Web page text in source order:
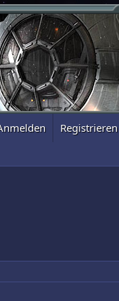
Registrieren